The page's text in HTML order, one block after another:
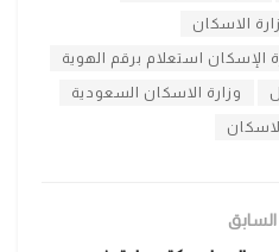
الاسكان
الإسكان استعلام برقم الهوية
وزارة الاسكان السعودية